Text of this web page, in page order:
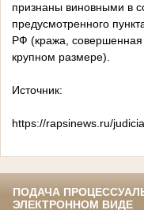
признаны виновными в
предусмотренного
РФ (кража, совершенная
крупном размере).
Источник:
https://rapsinews.ru/
ПОДАЧА
ЭЛЕКТРОННОМ ВИДЕ